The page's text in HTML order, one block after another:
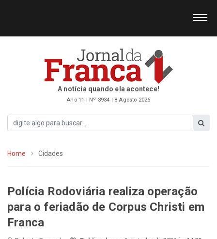
A notícia quando ela acontece!
Ano 11 | Nº 3934 | 8 Agosto 2026
Home Cidades
Polícia Rodoviária realiza operação
para o feriadão de Corpus Christi em
Franca